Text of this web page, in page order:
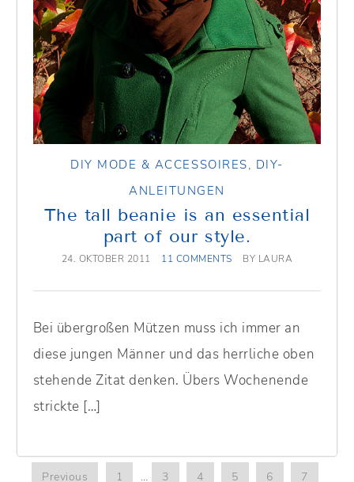
DIY MODE & ACCESSOIRES, DIY-
ANLEITUNGEN
The tall beanie is an essential
part of our style.
24. OKTOBER 2011 11 COMMENTS BY LAURA
Bei übergroßen Mützen muss ich immer an
diese jungen Männer und das herrliche oben
stehende Zitat denken. Übers Wochenende
strickte […]
Previous 1 … 3 4 5 6
7